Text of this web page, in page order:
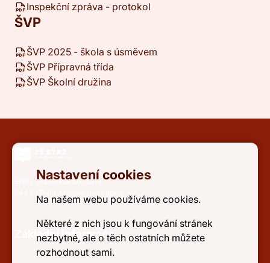
Inspekční zpráva - protokol
ŠVP
ŠVP 2025 - škola s úsměvem
ŠVP Přípravná třída
ŠVP Školní družina
Elišky Krásnohorské 2919
Základní informace
Nastavení cookies
Na našem webu používáme cookies.
Některé z nich jsou k fungování stránek
nezbytné, ale o těch ostatních můžete
rozhodnout sami.